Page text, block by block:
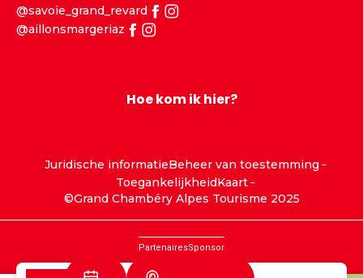
@savoie_grand_revard
@aillonsmargeriaz
Hoe kom ik hier?
Juridische informatieBeheer van toestemming
ToegankelijkheidKaart
©Grand Chambéry Alpes Tourisme 2025
PartenairesSponsor